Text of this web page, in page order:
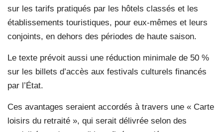
sur les tarifs pratiqués par les hôtels classés et les
établissements touristiques, pour eux-mêmes et leurs
conjoints, en dehors des périodes de haute saison.
Le texte prévoit aussi une réduction minimale de 50 %
sur les billets d’accès aux festivals culturels financés
par l’État.
Ces avantages seraient accordés à travers une « Carte
loisirs du retraité », qui serait délivrée selon des